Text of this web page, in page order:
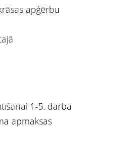
apģērbu
1-5. darba
apmaksas